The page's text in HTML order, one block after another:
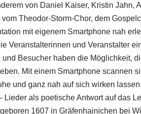
von Daniel Kaiser, Kristin
Theodor-Storm-Chor, dem
mit eigenem Smartphone nah
Veranstalterinnen und Veranstalter
und Besucher haben die Möglichkeit,
Mit einem Smartphone scannen
und ganz nah auf sich wirken lassen.
Lieder als poetische Antwort auf das
1607 in Gräfenhainichen bei